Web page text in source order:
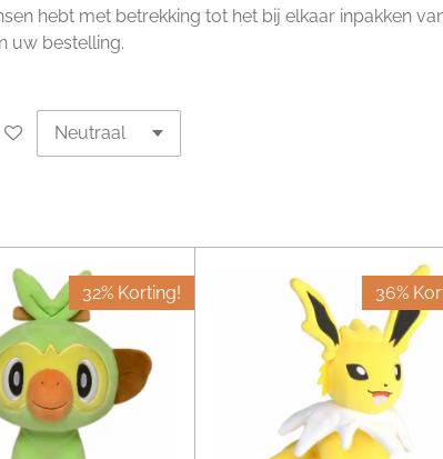
hebt met betrekking tot het bij elkaar inpakken
uw bestelling.
32% Korting! 36%